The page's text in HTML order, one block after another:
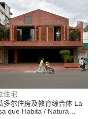
住宅
多尔住房及教育综合体 La
que Habita / Natura